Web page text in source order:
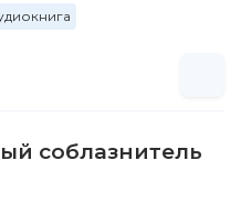
соблазнитель